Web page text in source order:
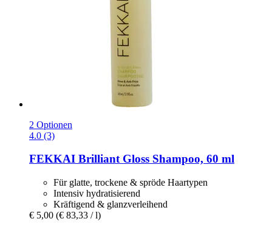
2 Optionen
4.0 (3)
FEKKAI Brilliant Gloss Shampoo, 60 ml
Für glatte, trockene & spröde Haartypen
Intensiv hydratisierend
Kräftigend & glanzverleihend
€ 5,00 (€ 83,33 / l)